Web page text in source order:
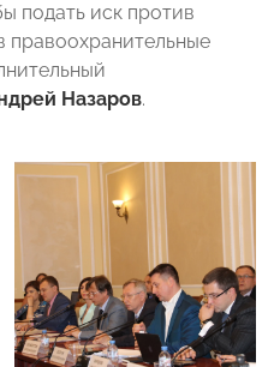
подать иск против
правоохранительные
Назаров.